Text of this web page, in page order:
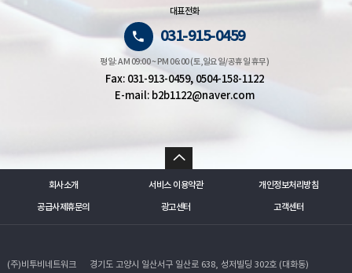
대표전화
031-915-0459
평일: AM 09:00 ~ PM 06:00 (토,일요일/공휴일 휴무)
Fax: 031-913-0459, 0504-158-1122
E-mail: b2b1122@naver.com
회사소개 서비스 이용약관 개인정보처리방침
공급사제휴문의 광고센터 고객센터
(주)비투비네트워크
경기도 고양시 일산서구 일산로 638, 성저빌딩 302호 (대화동)